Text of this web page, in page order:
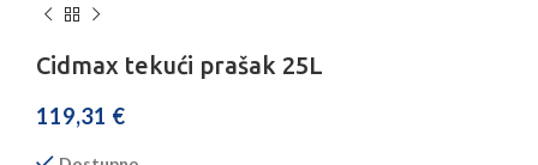
Cidmax tekući prašak 25L
119,31 €